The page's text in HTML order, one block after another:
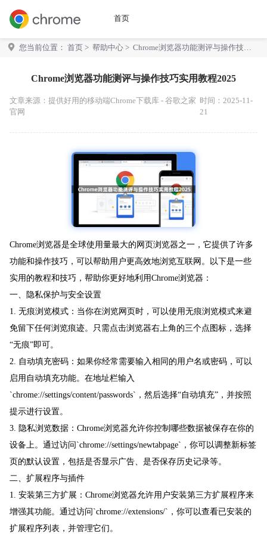
首页
您当前位置： 首页 > 帮助中心 > Chrome浏览器功能测评与操作技巧
Chrome浏览器功能测评与操作技巧实用教程2025
文章来源： 提供好用的移动端Chrome下载库 - 谷歌之家
官网
时间：2025-11-
21
Chrome浏览器是全球使用量最大的网页浏览器之一，它提供了许多
功能和操作技巧，可以帮助用户更高效地浏览互联网。以下是一些
实用的教程和技巧，帮助你更好地利用Chrome浏览器：
一、隐私保护与安全设置
1. 无痕浏览模式：当你在浏览网页时，可以使用无痕浏览模式来避
免留下任何浏览痕迹。只需点击浏览器右上角的三个点图标，选择
“无痕”即可。
2. 自动填充密码：如果你经常需要输入相同的用户名或密码，可以
启用自动填充功能。在地址栏输入
`chrome://settings/content/passwords`，然后选择“自动填充”，并按照
提示进行设置。
3. 隐私浏览数据：Chrome浏览器允许你控制哪些数据被保存在你的
设备上。通过访问`chrome://settings/newtabpage`，你可以调整新标签
页的默认设置，包括是否显示广告、是否保存历史记录等。
二、扩展程序与插件
1. 安装第三方扩展：Chrome浏览器允许用户安装第三方扩展程序来
增强其功能。通过访问`chrome://extensions/`，你可以查看已安装的
扩展程序列表，并管理它们。